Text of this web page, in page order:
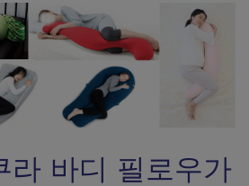
라 바디 필로우가